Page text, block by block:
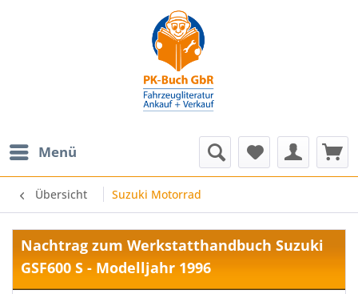
Menü
Übersicht Suzuki Motorrad
Nachtrag zum Werkstatthandbuch Suzuki
GSF600 S - Modelljahr 1996